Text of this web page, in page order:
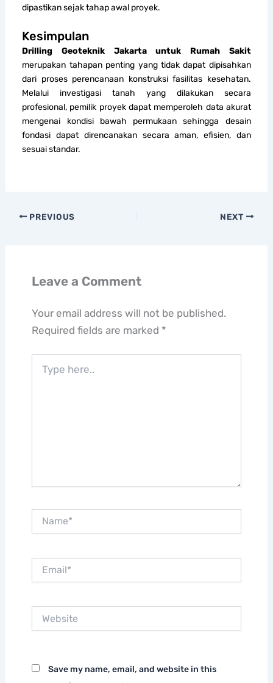
dipastikan sejak tahap awal proyek.
Kesimpulan
Drilling Geoteknik Jakarta untuk Rumah Sakit
merupakan tahapan penting yang tidak dapat dipisahkan
dari proses perencanaan konstruksi fasilitas kesehatan.
Melalui investigasi tanah yang dilakukan secara
profesional, pemilik proyek dapat memperoleh data akurat
mengenai kondisi bawah permukaan sehingga desain
fondasi dapat direncanakan secara aman, efisien, dan
sesuai standar.
PREVIOUS NEXT
Leave a Comment
Your email address will not be published.
Required fields are marked *
here..
Save my name, email, and website in this